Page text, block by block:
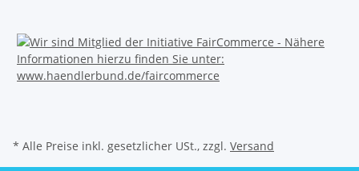
* Alle Preise inkl. gesetzlicher USt., zzgl. Versand